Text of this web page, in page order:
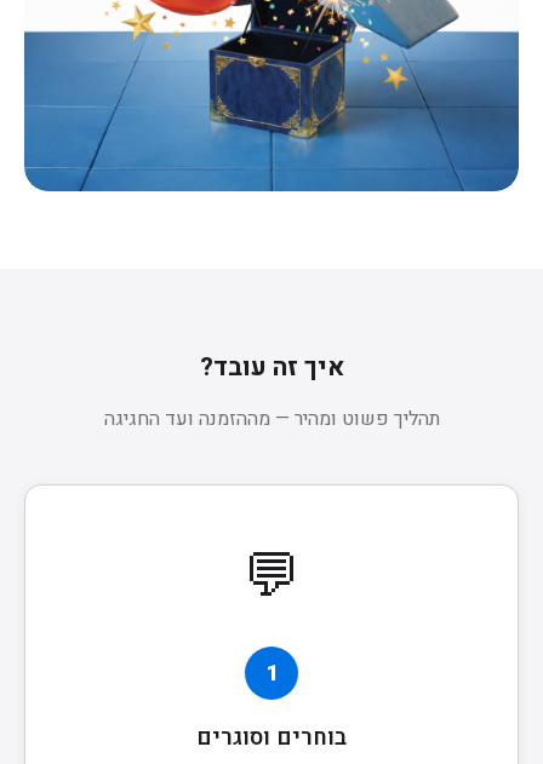
איך זה עובד?
תהליך פשוט ומהיר — מההזמנה ועד החגיגה
💬
1
בוחרים וסוגרים